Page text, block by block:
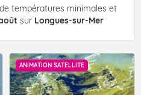
températures minimales et
sur Longues-sur-Mer
ANIMATION SATELLITE